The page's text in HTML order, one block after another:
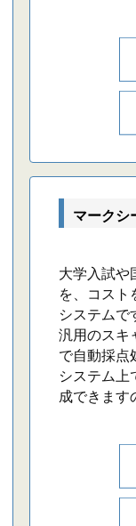
マークシ
大学入試や
を、コスト
システムで
汎用のスキ
で自動採点
システム上
成できます